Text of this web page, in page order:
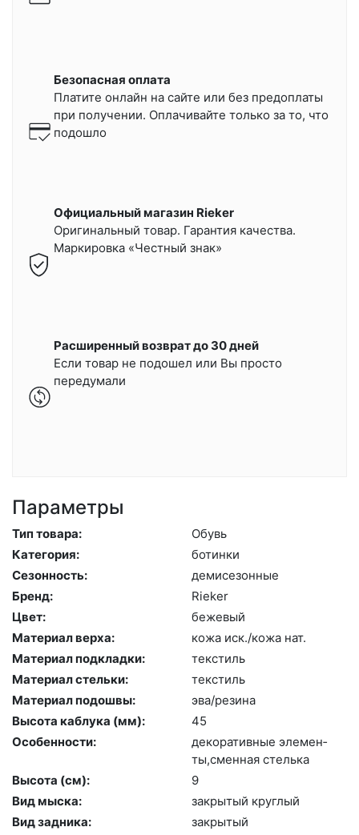
Безопасная оплата
Платите онлайн на сайте или без предоплаты
при получении. Оплачивайте только за то, что
подошло
Официальный магазин Rieker
Оригинальный товар. Гарантия качества.
Маркировка «Честный знак»
Расширенный возврат до 30 дней
Если товар не подошел или Вы просто
передумали
Параметры
Тип товара:
Обувь
Категория:
бо­тин­ки
Сезонность:
де­мисе­зон­ные
Бренд:
Ri­eker
Цвет:
бе­жевый
Материал верха:
ко­жа иск./ко­жа нат.
Материал подкладки:
текс­тиль
Материал стельки:
текс­тиль
Материал подошвы:
эва/ре­зина
Высота каблука (мм):
45
Особенности:
де­кора­тив­ные эле­мен­
ты,смен­ная стель­ка
Высота (cм):
9
Вид мыска:
зак­ры­тый круг­лый
Вид задника:
зак­ры­тый